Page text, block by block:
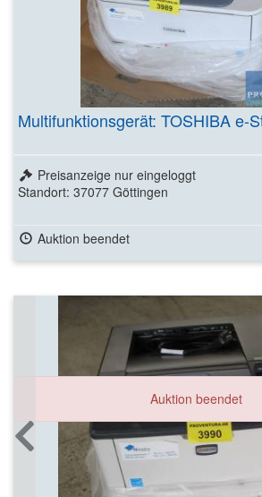
Multifunktionsgerät: TOSHIBA e-
Preisanzeige nur eingeloggt
Standort: 37077 Göttingen
Auktion beendet
Auktion beendet